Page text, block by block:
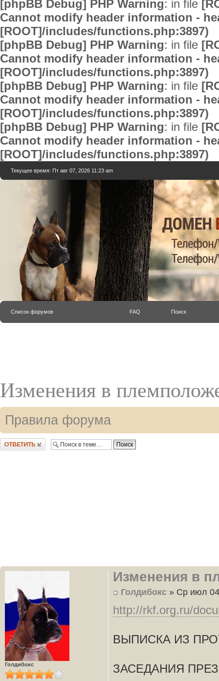
[phpBB Debug] PHP Warning: in file
Cannot modify header information -
[ROOT]/includes/functions.php:3897)
[phpBB Debug] PHP Warning: in file
Cannot modify header information -
[ROOT]/includes/functions.php:3897)
[phpBB Debug] PHP Warning: in file
Cannot modify header information -
[ROOT]/includes/functions.php:3897)
[phpBB Debug] PHP Warning: in file
Cannot modify header information -
[ROOT]/includes/functions.php:3897)
Текущее время: Пт авг 07, 2026 11:23 am
Список форумов FAQ Поиск
Изменения в
Правила форума
Ответить
Изменения в
Голдибокс» Ср июл
http://rkf.org.ru/
ВЫПИСКА ИЗ
ЗАСЕДАНИЯ
Голдибокс